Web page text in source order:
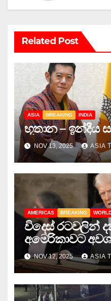
Related Post
ASIA BREAKING INDIA
භූතාන – ඉන්දීය
NOV 13, 2025 ASIA
AMERICAS BREAKING
විදෙස් රටවලින්
අමෙරිකාවට
NOV 12, 2025 ASIA